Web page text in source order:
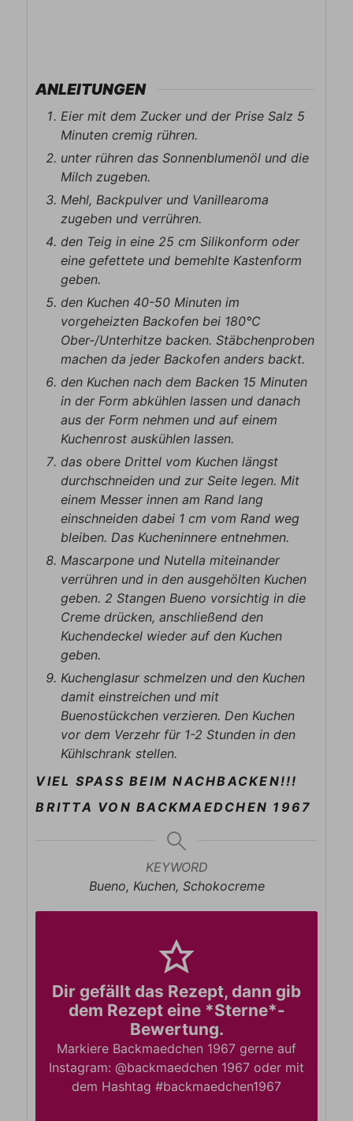
ANLEITUNGEN
Eier mit dem Zucker und der Prise Salz 5
Minuten cremig rühren.
unter rühren das Sonnenblumenöl und die
Milch zugeben.
Mehl, Backpulver und Vanillearoma
zugeben und verrühren.
den Teig in eine 25 cm Silikonform oder
eine gefettete und bemehlte Kastenform
geben.
den Kuchen 40-50 Minuten im
vorgeheizten Backofen bei 180°C
Ober-/Unterhitze backen. Stäbchenproben
machen da jeder Backofen anders backt.
den Kuchen nach dem Backen 15 Minuten
in der Form abkühlen lassen und danach
aus der Form nehmen und auf einem
Kuchenrost auskühlen lassen.
das obere Drittel vom Kuchen längst
durchschneiden und zur Seite legen. Mit
einem Messer innen am Rand lang
einschneiden dabei 1 cm vom Rand weg
bleiben. Das Kucheninnere entnehmen.
Mascarpone und Nutella miteinander
verrühren und in den ausgehölten Kuchen
geben. 2 Stangen Bueno vorsichtig in die
Creme drücken, anschließend den
Kuchendeckel wieder auf den Kuchen
geben.
Kuchenglasur schmelzen und den Kuchen
damit einstreichen und mit
Buenostückchen verzieren. Den Kuchen
vor dem Verzehr für 1-2 Stunden in den
Kühlschrank stellen.
VIEL SPASS BEIM NACHBACKEN!!!
BRITTA VON BACKMAEDCHEN 1967
KEYWORD
Bueno, Kuchen, Schokocreme
Dir gefällt das Rezept, dann gib
dem Rezept eine *Sterne*-
Bewertung.
Markiere Backmaedchen 1967 gerne auf
Instagram: @backmaedchen 1967 oder mit
dem Hashtag #backmaedchen1967